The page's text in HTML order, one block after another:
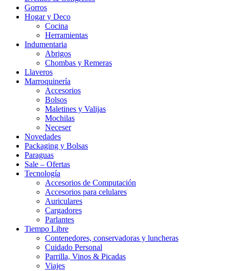
Gorros
Hogar y Deco
Cocina
Herramientas
Indumentaria
Abrigos
Chombas y Remeras
Llaveros
Marroquinería
Accesorios
Bolsos
Maletines y Valijas
Mochilas
Neceser
Novedades
Packaging y Bolsas
Paraguas
Sale – Ofertas
Tecnología
Accesorios de Computación
Accesorios para celulares
Auriculares
Cargadores
Parlantes
Tiempo Libre
Contenedores, conservadoras y luncheras
Cuidado Personal
Parrilla, Vinos & Picadas
Viajes